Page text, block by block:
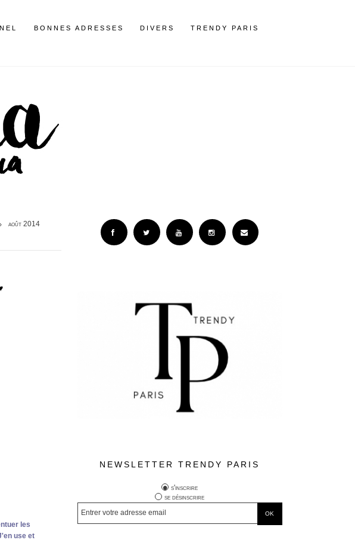
BONNES ADRESSES DIVERS TRENDY PARIS
août 2014
les
use et
NEWSLETTER TRENDY PARIS
s'inscrire
se désinscrire